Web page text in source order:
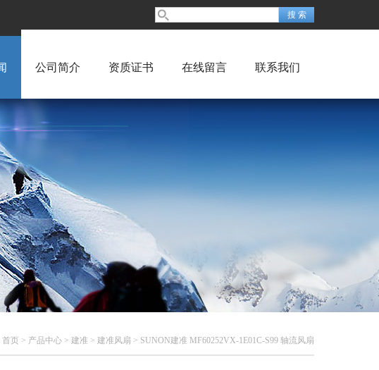
公司简介 资质证书 在线留言 联系我们
首页 > 产品中心 > 建准 > 建准风扇 > SUNON建准 MF60252VX-1E01C-S99 轴流风扇